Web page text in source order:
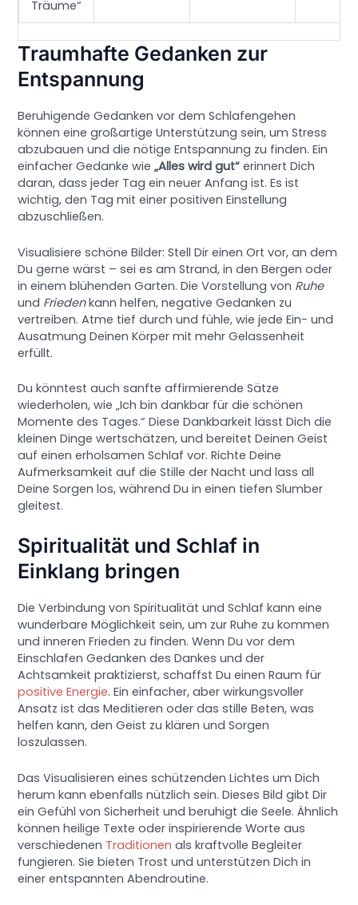
Träume“
Traumhafte Gedanken zur
Entspannung
Beruhigende Gedanken vor dem Schlafengehen
können eine großartige Unterstützung sein, um Stress
abzubauen und die nötige Entspannung zu finden. Ein
einfacher Gedanke wie„Alles wird gut“ erinnert Dich
daran, dass jeder Tag ein neuer Anfang ist. Es ist
wichtig, den Tag mit einer positiven Einstellung
abzuschließen.
Visualisiere schöne Bilder: Stell Dir einen Ort vor, an dem
Du gerne wärst – sei es am Strand, in den Bergen oder
in einem blühenden Garten. Die Vorstellung von Ruhe
und Friedenkann helfen, negative Gedanken zu
vertreiben. Atme tief durch und fühle, wie jede Ein- und
Ausatmung Deinen Körper mit mehr Gelassenheit
erfüllt.
Du könntest auch sanfte affirmierende Sätze
wiederholen, wie „Ich bin dankbar für die schönen
Momente des Tages.“ Diese Dankbarkeit lässt Dich die
kleinen Dinge wertschätzen, und bereitet Deinen Geist
auf einen erholsamen Schlaf vor. Richte Deine
Aufmerksamkeit auf die Stille der Nacht und lass all
Deine Sorgen los, während Du in einen tiefen Slumber
gleitest.
Spiritualität und Schlaf in
Einklang bringen
Die Verbindung von Spiritualität und Schlaf kann eine
wunderbare Möglichkeit sein, um zur Ruhe zu kommen
und inneren Frieden zu finden. Wenn Du vor dem
Einschlafen Gedanken des Dankes und der
Achtsamkeit praktizierst, schaffst Du einen Raum für
positive Energie. Ein einfacher, aber wirkungsvoller
Ansatz ist das Meditieren oder das stille Beten, was
helfen kann, den Geist zu klären und Sorgen
loszulassen.
Das Visualisieren eines schützenden Lichtes um Dich
herum kann ebenfalls nützlich sein. Dieses Bild gibt Dir
ein Gefühl von Sicherheit und beruhigt die Seele. Ähnlich
können heilige Texte oder inspirierende Worte aus
verschiedenen Traditionen als kraftvolle Begleiter
fungieren. Sie bieten Trost und unterstützen Dich in
einer entspannten Abendroutine.